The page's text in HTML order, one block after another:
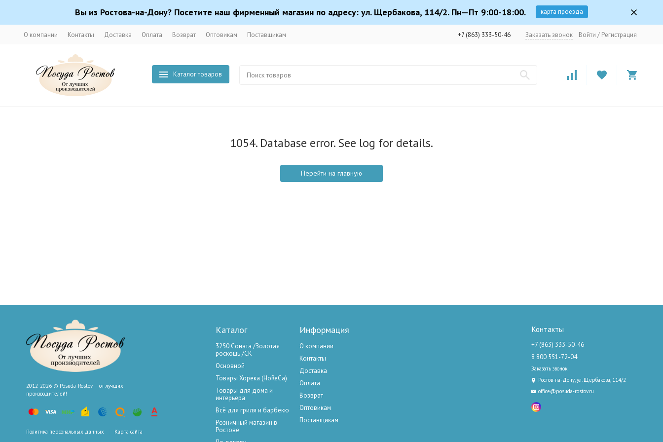
Вы из Ростова-на-Дону? Посетите наш фирменный магазин по адресу: ул. Щербакова, 114/2. Пн—Пт 9:00-18:00. карта проезда
О компании Контакты Доставка Оплата Возврат Оптовикам Поставщикам +7 (863) 333-50-46 Заказать звонок Войти / Регистрация
Каталог товаров
1054. Database error. See log for details.
Перейти на главную
2012-2026 © Posuda-Rostov — от лучших
производителей!
Политика персональных данных Карта сайта
Каталог
3250 Соната /Золотая
роскошь /СК
Основной
Товары Хорека (HoReCa)
Товары для дома и
интерьера
Всё для гриля и барбекю
Розничный магазин в
Ростове
Информация
О компании
Контакты
Доставка
Оплата
Возврат
Оптовикам
Поставщикам
Контакты
+7 (863) 333-50-46
8 800 551-72-04
Заказать звонок
Ростов-на-Дону, ул. Щербакова, 114/2
office@posuda-rostov.ru